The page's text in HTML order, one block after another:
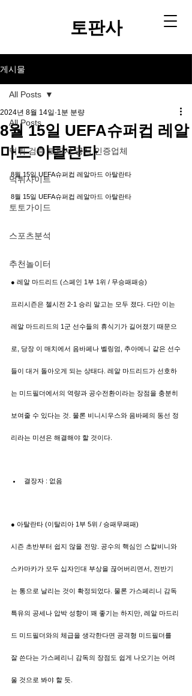
토판사​
게시물
All Posts
먹튀 검증 토판사 공식 인증업체
먹튀사이트
토토가이드
스포츠분석
추천놀이터
All Posts
8월 15일 UEFA슈퍼컵 레알
마드 아탈란타
2024년 8월 14일 1분 분량
8월 15일 UEFA슈퍼컵 레알마드 아탈란타
8월 15일 UEFA슈퍼컵 레알마드 아탈란타
● 레알 마드리드 (스페인 1부 1위 / 무승패패승)
프리시즌은 첼시전 2-1 승리 말고는 모두 졌다. 다만 이는
레알 마드리드의 1군 선수들의 휴식기가 길어졌기 때문으
로, 당장 이 매치에서 음바페나 벨링엄, 추아메니 같은 선수
들이 대거 돌아오게 되는 상태다. 레알 마드리드가 선호하
는 미드필더에서의 역량과 공수전환이라는 장점을 충분히
보여줄 수 있다는 것. 물론 비니시우스와 음바페의 동선 정
리라는 미션은 해결해야 할 것이다.
결장자 : 없음
● 아탈란타 (이탈리아 1부 5위 / 승패무패패)
시즌 초반부터 쉽지 않을 전망. 공수의 핵심인 스칼비니와
스카마카가 모두 십자인대 부상을 끊어버리면서, 전반기
는 통으로 날리는 것이 확정되었다. 물론 가스페리니 감독
특유의 공세나 압박 성향이 꽤 좋기는 하지만, 레알 마드리
드 미드필더와의 체급을 생각한다면 공격형 미드필더를
잘 쓴다는 가스페리니 감독의 장점도 쉽게 나오기는 어려
울 것으로 봐야 할 듯.